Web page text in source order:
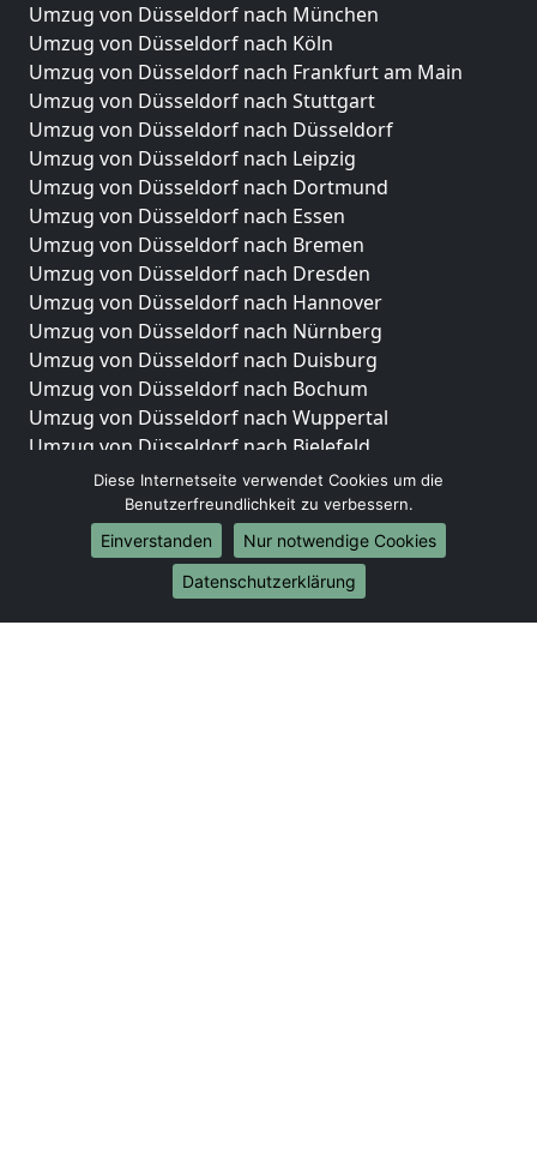
Umzug von Düsseldorf nach München
Umzug von Düsseldorf nach Köln
Umzug von Düsseldorf nach Frankfurt am Main
Umzug von Düsseldorf nach Stuttgart
Umzug von Düsseldorf nach Düsseldorf
Umzug von Düsseldorf nach Leipzig
Umzug von Düsseldorf nach Dortmund
Umzug von Düsseldorf nach Essen
Umzug von Düsseldorf nach Bremen
Umzug von Düsseldorf nach Dresden
Umzug von Düsseldorf nach Hannover
Umzug von Düsseldorf nach Nürnberg
Umzug von Düsseldorf nach Duisburg
Umzug von Düsseldorf nach Bochum
Umzug von Düsseldorf nach Wuppertal
Umzug von Düsseldorf nach Bielefeld
Umzug von Düsseldorf nach Bonn
Umzug von Düsseldorf nach Münster
Internationale-Umzüge
Umzug von Düsseldorf nach Brasilien
Umzug von Düsseldorf nach Brunei Darussalam
Diese Internetseite verwendet Cookies um die
Benutzerfreundlichkeit zu verbessern.
Einverstanden
Nur notwendige Cookies
Datenschutzerklärung